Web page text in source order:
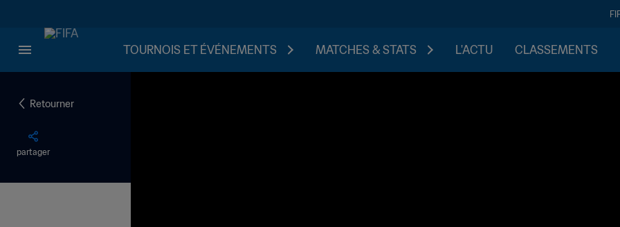
TOURNOIS ET ÉVÉNEMENTS MATCHES & STATS L'ACTU CLASSEMENTS
Retourner
partager